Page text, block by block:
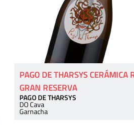
PAGO DE THARSYS CERÁMICA
GRAN RESERVA
PAGO DE THARSYS
DO Cava
Garnacha